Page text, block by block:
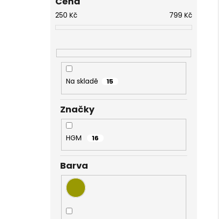
250 Kč 799 Kč
Na skladě 15
Značky
HGM 16
Barva
NÁHRDELNÍK KOLEČKO A HRUŠKY
MONTANA SWAROVSKI
999 Kč